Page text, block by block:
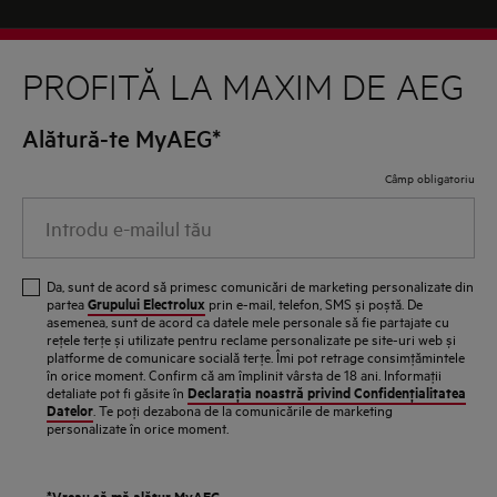
ORGANIZATORUL SI REGULAMENTUL
OFICIAL AL CAMPANIEI
Organizatorul Campaniei Promotionale “5 ani
garantie, pentru linistea ta!” este ELECTROLUX
ROMANIA S.A., societate cu personalitate juridica
romana, cu sediul in SATU MARE, Bd. Traian nr. 23-
29, jud Satu Mare, Romania, cod unic de
inregistrare RO2385817, numar de inregistrare la
Registrul Comertului J30/1/1990, cont de virament
RO97 CITI 0000 0007 2501 1075 deschis la
CITIBANK EUROPE PLC DUBLIN (in continuare
PROFITĂ LA MAXIM DE AEG
Alătură-te MyAEG*
Câmp obligatoriu
tăuDa, sunt de acord să primesc comunicări de marketing personalizate din
parteaGrupului Electrolux prin e-mail, telefon, SMS și poștă. De
asemenea, sunt de acord ca datele mele personale să fie partajate cu
reţele terţe și utilizate pentru reclame personalizate pe site-uri web și
platforme de comunicare socială terţe. Îmi pot retrage consimţămintele
în orice moment. Confirm că am împlinit vârsta de 18 ani. Informaţii
detaliate pot fi găsite în Declaraţia noastră privind Confidenţialitatea
Datelor . Te poţi dezabona de la comunicările de marketing
personalizate în orice moment.